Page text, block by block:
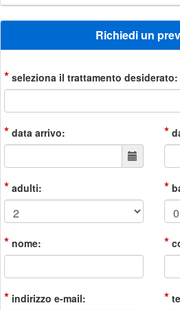
Richiedi un
* seleziona il trattamento desiderato:
* data arrivo: *
* adulti: *
* nome: *
* indirizzo e-mail: *